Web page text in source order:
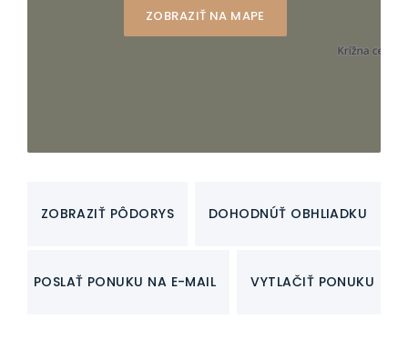
ZOBRAZIŤ NA MAPE
ZOBRAZIŤ PÔDORYS DOHODNÚŤ OBHLIADKU
POSLAŤ PONUKU NA E-MAIL VYTLAČIŤ PONUKU